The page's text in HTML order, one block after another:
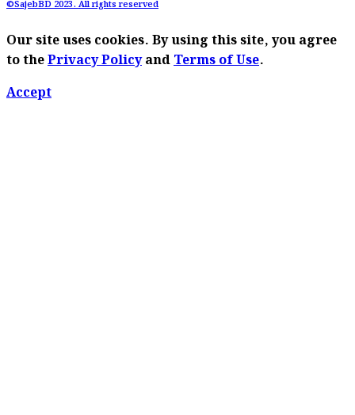
©SajebBD 2023. All rights reserved
Our site uses cookies. By using this site, you agree
to thePrivacy PolicyandTerms of Use.
Accept